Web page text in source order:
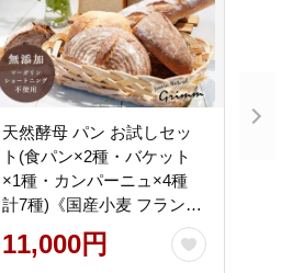
天然酵母 パン お試しセッ
ト(食パン×2種・バケット
×1種・カンパーニュ×4種
計7種)《国産小麦 フランス
産小麦 有機 無添加 詰め合
わせ セット 朝食 京都》※
11,000円